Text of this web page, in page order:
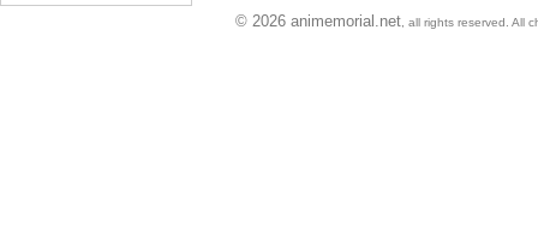
© 2026 animemorial.net , all rights reserved. All